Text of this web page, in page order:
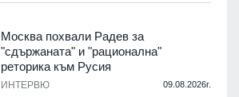
Москва похвали Радев за
"сдържаната" и "рационална"
реторика към Русия
ИНТЕРВЮ 09.08.2026г.